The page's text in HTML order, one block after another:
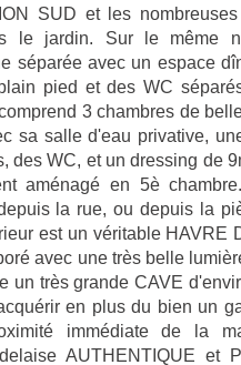
SUD et les nombreuses
le jardin. Sur le même
séparée avec un espace
pied et des WC
3 chambres de
sa salle d'eau privative,
des WC, et un dressing de
aménagé en 5è
la rue, ou depuis la
est un véritable HAVRE
avec une très belle
un très grande CAVE
en plus du bien un
immédiate de la
AUTHENTIQUE et